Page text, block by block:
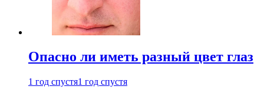
Опасно ли иметь разный цвет глаз
1 год спустя1 год спустя